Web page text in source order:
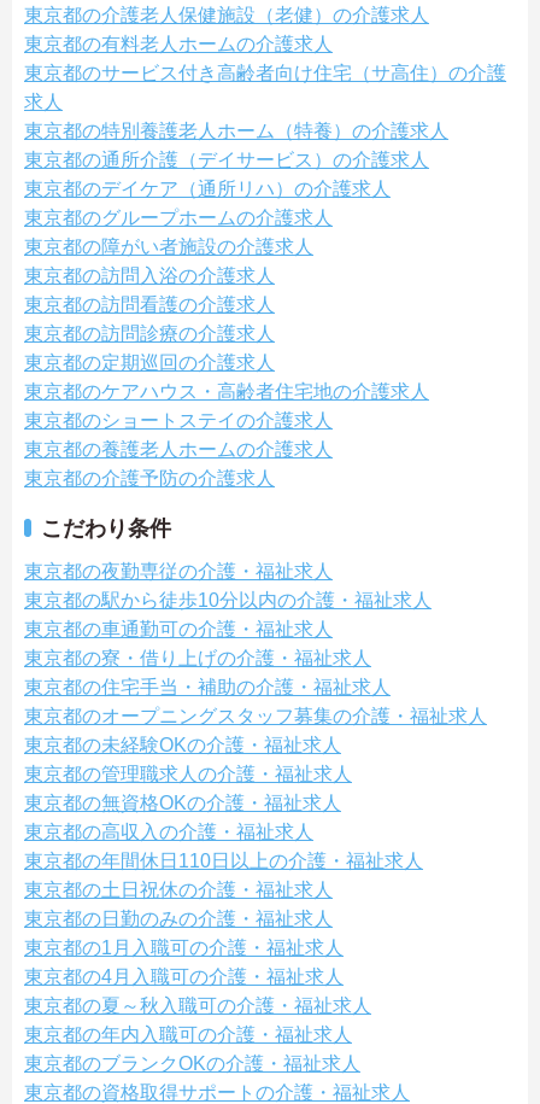
東京都の介護老人保健施設（老健）の介護求人
東京都の有料老人ホームの介護求人
東京都のサービス付き高齢者向け住宅（サ高住）の介護
求人
東京都の特別養護老人ホーム（特養）の介護求人
東京都の通所介護（デイサービス）の介護求人
東京都のデイケア（通所リハ）の介護求人
東京都のグループホームの介護求人
東京都の障がい者施設の介護求人
東京都の訪問入浴の介護求人
東京都の訪問看護の介護求人
東京都の訪問診療の介護求人
東京都の定期巡回の介護求人
東京都のケアハウス・高齢者住宅地の介護求人
東京都のショートステイの介護求人
東京都の養護老人ホームの介護求人
東京都の介護予防の介護求人
こだわり条件
東京都の夜勤専従の介護・福祉求人
東京都の駅から徒歩10分以内の介護・福祉求人
東京都の車通勤可の介護・福祉求人
東京都の寮・借り上げの介護・福祉求人
東京都の住宅手当・補助の介護・福祉求人
東京都のオープニングスタッフ募集の介護・福祉求人
東京都の未経験OKの介護・福祉求人
東京都の管理職求人の介護・福祉求人
東京都の無資格OKの介護・福祉求人
東京都の高収入の介護・福祉求人
東京都の年間休日110日以上の介護・福祉求人
東京都の土日祝休の介護・福祉求人
東京都の日勤のみの介護・福祉求人
東京都の1月入職可の介護・福祉求人
東京都の4月入職可の介護・福祉求人
東京都の夏～秋入職可の介護・福祉求人
東京都の年内入職可の介護・福祉求人
東京都のブランクOKの介護・福祉求人
東京都の資格取得サポートの介護・福祉求人